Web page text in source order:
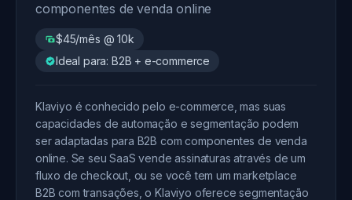
componentes de venda online
$45/mês @ 10k
Ideal para: B2B + e-commerce
Klaviyo é conhecido pelo e-commerce, mas suas
capacidades de automação e segmentação podem
ser adaptadas para B2B com componentes de venda
online. Se seu SaaS vende assinaturas através de um
fluxo de checkout, ou se você tem um marketplace
B2B com transações, o Klaviyo oferece segmentação